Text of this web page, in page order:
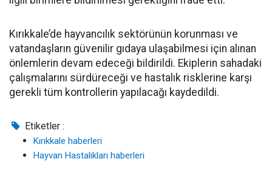
Kırıkkale’de hayvancılık sektörünün korunması ve
vatandaşların güvenilir gıdaya ulaşabilmesi için alınan
önlemlerin devam edeceği bildirildi. Ekiplerin sahadaki
çalışmalarını sürdüreceği ve hastalık risklerine karşı
gerekli tüm kontrollerin yapılacağı kaydedildi.
Etiketler :
Kırıkkale haberleri
Hayvan Hastalıkları haberleri